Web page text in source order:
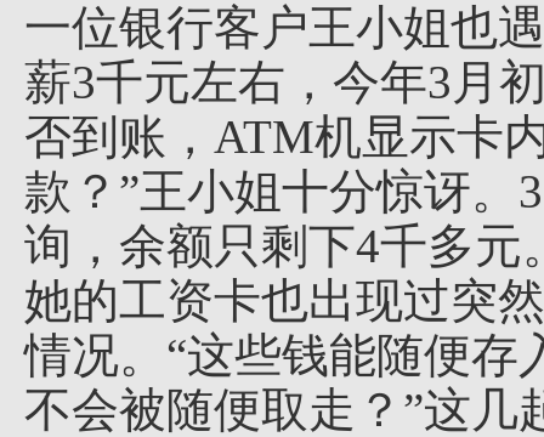
一位银行客户王小姐也
薪3千元左右，今年3月
否到账，ATM机显示卡
款？”王小姐十分惊讶。
询，余额只剩下4千多
她的工资卡也出现过突
情况。“这些钱能随便存
不会被随便取走？”这几